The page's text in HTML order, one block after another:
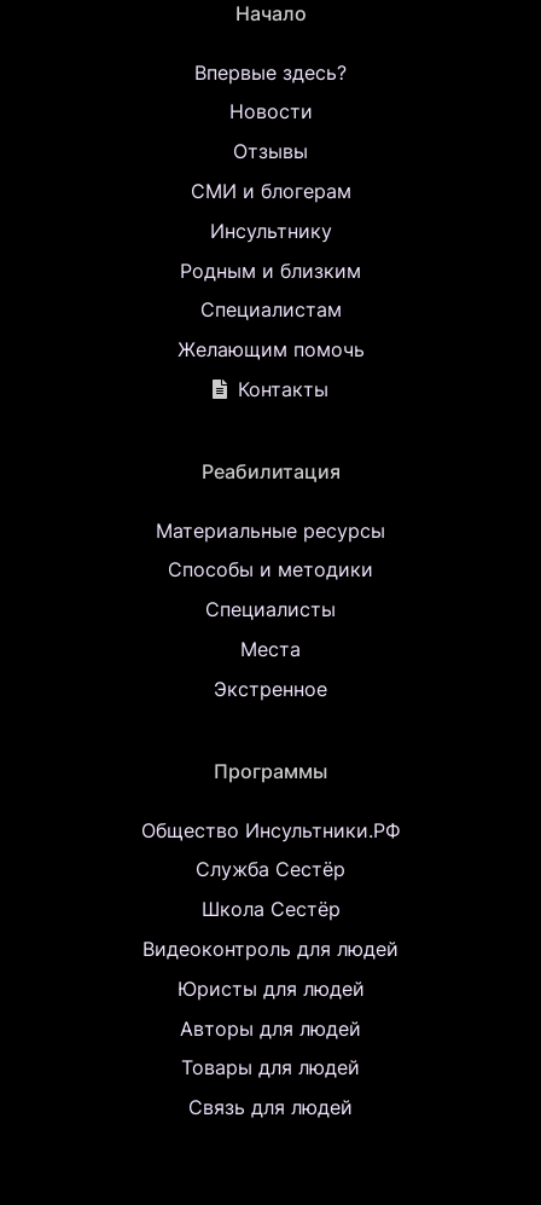
Начало
Впервые здесь?
Новости
Отзывы
СМИ и блогерам
Инсультнику
Родным и близким
Специалистам
Желающим помочь
Контакты
Реабилитация
Материальные ресурсы
Способы и методики
Специалисты
Места
Экстренное
Программы
Общество Инсультники.РФ
Служба Сестёр
Школа Сестёр
Видеоконтроль для людей
Юристы для людей
Авторы для людей
Товары для людей
Связь для людей